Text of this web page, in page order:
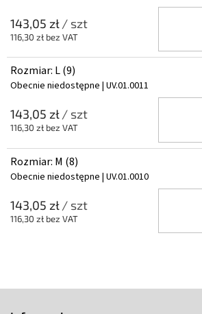
143,05 zł/ szt
116,30 zł bez VAT
Rozmiar: L (9)
Obecnie niedostępne | UV.01.0011
143,05 zł/ szt
116,30 zł bez VAT
Rozmiar: M (8)
Obecnie niedostępne | UV.01.0010
143,05 zł/ szt
116,30 zł bez VAT